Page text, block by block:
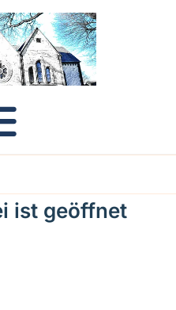
ist geöffnet